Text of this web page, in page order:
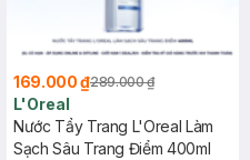
169.000 ₫289.000 ₫
L'Oreal
Nước Tẩy Trang L'Oreal Làm
Sạch Sâu Trang Điểm 400ml